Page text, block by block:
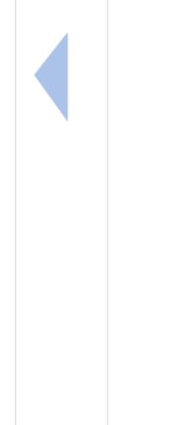
上一筆：非學